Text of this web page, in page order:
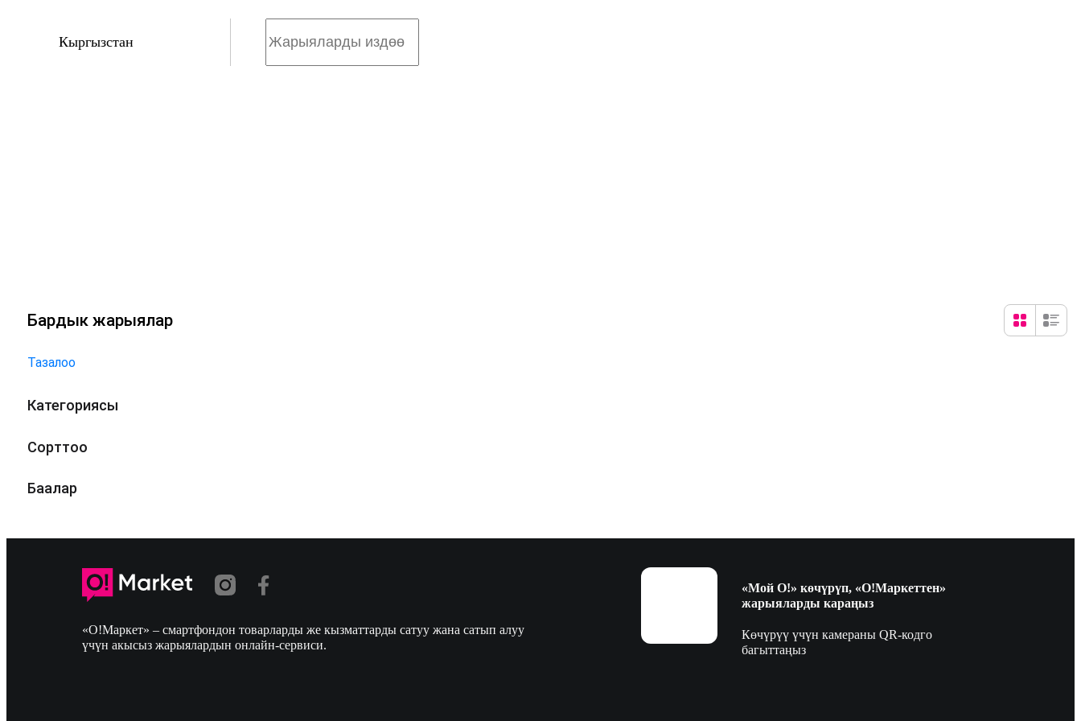
Кыргызстан
Бардык жарыялар
Тазалоо
Категориясы
Сорттоо
Баалар
«О!Маркет» – смартфондон товарларды же кызматтарды сатуу жана сатып алуу
үчүн акысыз жарыялардын онлайн-сервиси.
«Мой О!» көчүрүп, «О!Маркеттен»
жарыяларды караңыз
Көчүрүү үчүн камераны QR-кодго
багыттаңыз